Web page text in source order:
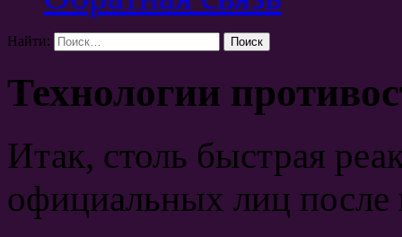
Найти:
Технологии
Итак, столь быстрая
официальных лиц после